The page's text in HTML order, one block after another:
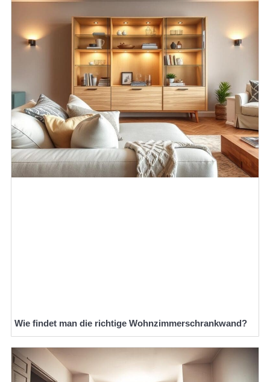
Wie findet man die richtige Wohnzimmerschrankwand?